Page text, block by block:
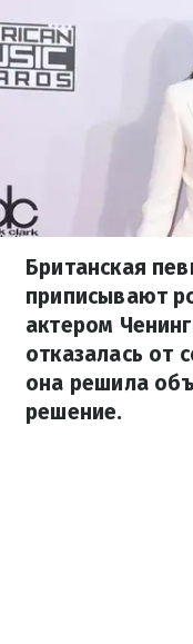
Британская
приписывают
актером
отказалась от
она решила
решение.